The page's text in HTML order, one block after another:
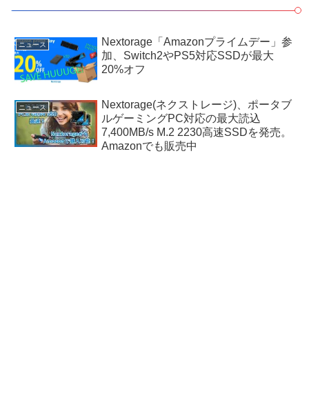
ニュース
Nextorage「Amazonプライムデー」参
加、Switch2やPS5対応SSDが最大
20%オフ
ニュース
Nextorage(ネクストレージ)、ポータブ
ルゲーミングPC対応の最大読込
7,400MB/s M.2 2230高速SSDを発売。
Amazonでも販売中